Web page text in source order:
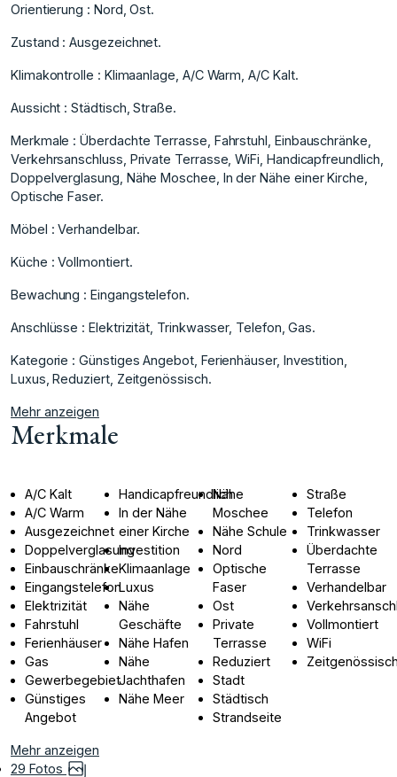
Orientierung : Nord, Ost.
Zustand : Ausgezeichnet.
Klimakontrolle : Klimaanlage, A/C Warm, A/C Kalt.
Aussicht : Städtisch, Straße.
Merkmale : Überdachte Terrasse, Fahrstuhl, Einbauschränke,
Verkehrsanschluss, Private Terrasse, WiFi, Handicapfreundlich,
‌Doppelverglasung, ‌Nähe ‌Moschee, ‌In ‌der Nähe einer ‌Kirche,
‌Optische Faser.
Möbel : ‌Verhandelbar.
Küche ‌: ‌Vollmontiert.
Bewachung ‌: ‌Eingangstelefon.
Anschlüsse ‌: Elektrizität, ‌Trinkwasser, Telefon, ‌Gas.
Kategorie : Günstiges ‌Angebot, ‌Ferienhäuser, ‌Investition,
‌Luxus, ‌Reduziert, ‌Zeitgenössisch.
Mehr anzeigen
Merkmale
A/C Kalt
A/C Warm
Ausgezeichnet
Doppelverglasung
Einbauschränke
Eingangstelefon
Elektrizität
Fahrstuhl
Ferienhäuser
Gas
Gewerbegebiet
Günstiges
Angebot
Handicapfreundlich
In der Nähe
einer Kirche
Investition
Klimaanlage
Luxus
Nähe
Geschäfte
Nähe Hafen
Nähe
Jachthafen
Nähe Meer
Nähe
Moschee
Nähe Schule
Nord
Optische
Faser
Ost
Private
Terrasse
Reduziert
Stadt
Städtisch
Strandseite
Straße
Telefon
Trinkwasser
Überdachte
Terrasse
Verhandelbar
Vollmontiert
WiFi
Mehr anzeigen
29 Fotos